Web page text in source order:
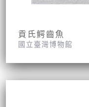
貢氏鰐齒魚
國立臺灣博物館